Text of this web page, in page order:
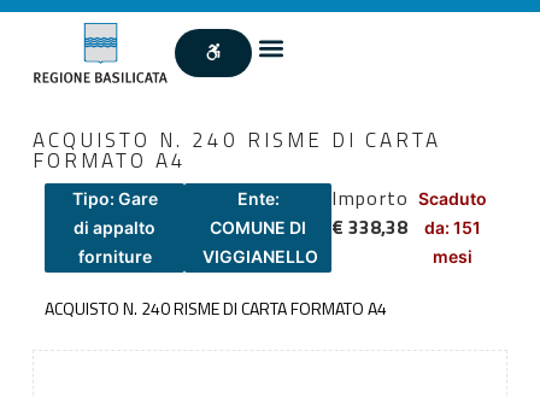
ACQUISTO N. 240 RISME DI CARTA
FORMATO A4
Tipo: Gare
di appalto
forniture
Ente:
COMUNE DI
VIGGIANELLO
Importo
€ 338,38
Scaduto
da: 151
mesi
ACQUISTO N. 240 RISME DI CARTA FORMATO A4